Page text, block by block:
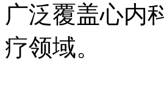
广泛覆盖心内
疗领域。